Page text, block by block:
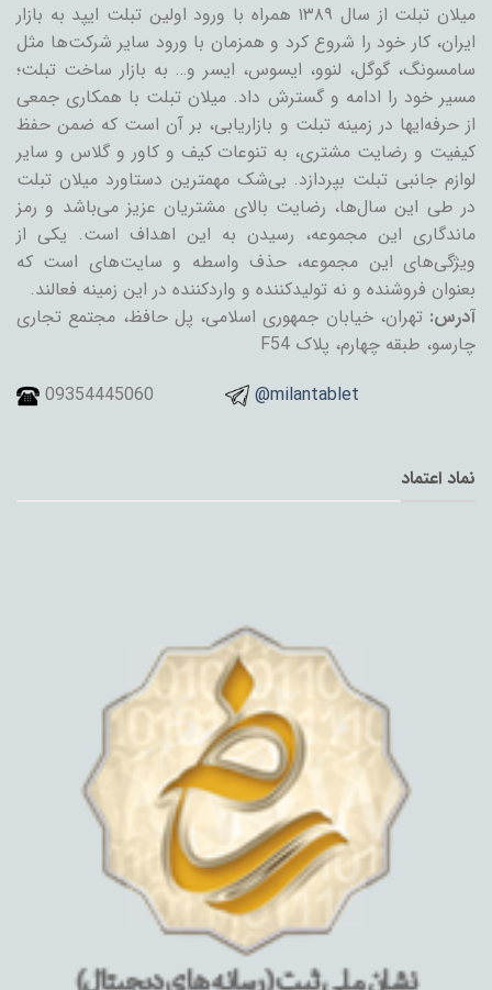
میلان تبلت از سال ۱۳۸۹ همراه با ورود اولین تبلت ایپد به بازار
ایران، کار خود را شروع کرد و همزمان با ورود سایر شرکت‌ها مثل
سامسونگ، گوگل، لنوو، ایسوس، ایسر و… به بازار ساخت تبلت؛
مسیر خود را ادامه و گسترش داد. میلان تبلت با همکاری جمعی
از حرفه‌ایها در زمینه تبلت و بازاریابی، بر آن است که ضمن حفظ
کیفیت و رضایت مشتری، به تنوعات کیف و کاور و گلاس و سایر
لوازم جانبی تبلت بپردازد. بی‌شک مهمترین دستاورد میلان تبلت
در طی این سال‌ها، رضایت بالای مشتریان عزیز می‌باشد و رمز
ماندگاری این مجموعه، رسیدن به این اهداف است. یکی از
ویژگی‌های این مجموعه، حذف واسطه و سایت‌های است که
بعنوان فروشنده و نه تولیدکننده و واردکننده در این زمینه فعالند.
آدرس: تهران، خیابان جمهوری اسلامی، پل حافظ، مجتمع تجاری
چارسو، طبقه چهارم، پلاک F54
09354445060
@milantablet
نماد اعتماد